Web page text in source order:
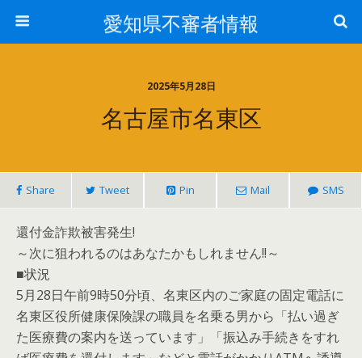
愛知県不審者情報
2025年5月28日
名古屋市名東区
Share Tweet Pin Mail SMS
還付金詐欺被害発生!
～次に狙われるのはあなたかもしれません!!～
■状況
5月28日午前9時50分頃、名東区内のご家庭の固定電話に
名東区役所健康保険課の職員を名乗る男から「払い過ぎ
た医療費の案内を送っています」「振込み手続きをすれ